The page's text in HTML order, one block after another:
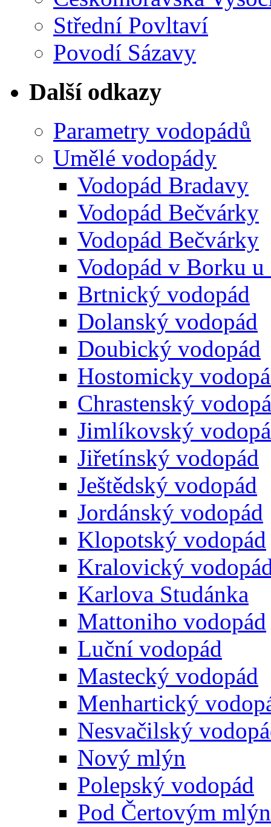
Střední Povltaví
Povodí Sázavy
Další odkazy
Parametry vodopádů
Umělé vodopády
Vodopád Bradavy
Vodopád Bečvárky
Vodopád Bečvárky
Vodopád v Borku u
Brtnický vodopád
Dolanský vodopád
Doubický vodopád
Hostomicky
Chrastenský
Jimlíkovský
Jiřetínský vodopád
Ještědský vodopád
Jordánský vodopád
Klopotský vodopád
Kralovický
Karlova Studánka
Mattoniho vodopád
Luční vodopád
Mastecký vodopád
Menhartický
Nesvačilský
Nový mlýn
Polepský vodopád
Pod Čertovým